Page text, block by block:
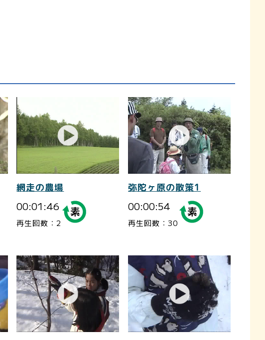
網走の農場
00:01:46
再生回数：2
弥陀ヶ原の散策1
00:00:54
再生回数：30